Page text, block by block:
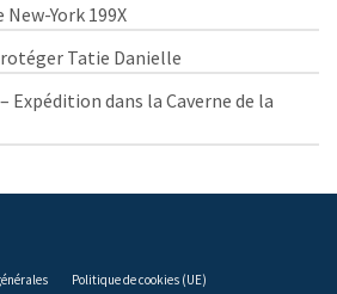
York 199X
Tatie Danielle
Expédition dans la Caverne de la
Politique de cookies (UE)